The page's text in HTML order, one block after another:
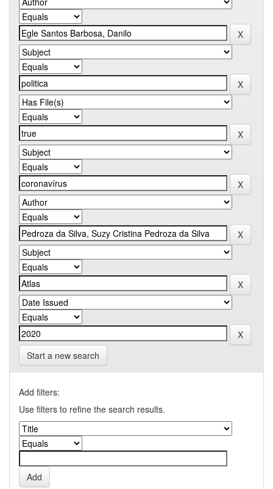
Start a new search
Add filters:
Use filters to refine the search results.